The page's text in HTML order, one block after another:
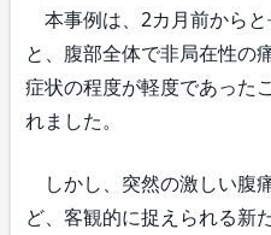
本事例は、2カ月前から
と、腹部全体で非局在性の
症状の程度が軽度であった
れました。
しかし、突然の激しい腹
ど、客観的に捉えられる新